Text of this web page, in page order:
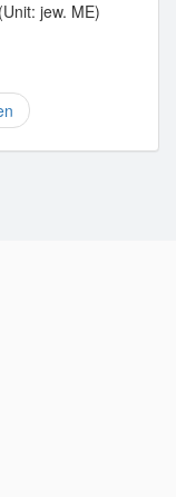
(Unit: jew. ME)